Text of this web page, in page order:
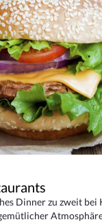
Dinner zu zweit bei